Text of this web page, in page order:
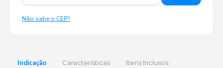
Não sabe o CEP?
Indicação Características Itens Inclusos